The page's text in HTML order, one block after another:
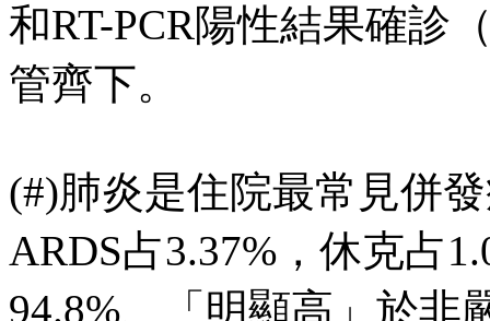
和RT-PCR陽性結果確診
管齊下。
(#)肺炎是住院最常見併
ARDS占3.37%，休克占
94.8%、「明顯高」於非